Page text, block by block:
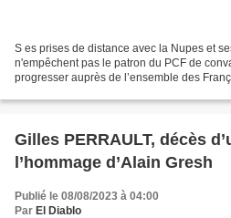
S es prises de distance avec la Nupes et
n'empêchent pas le patron du PCF de
progresser auprès de l’ensemble des
Gilles PERRAULT, décès
l’hommage d’Alain Gresh
Publié le 08/08/2023 à 04:00
Par El Diablo